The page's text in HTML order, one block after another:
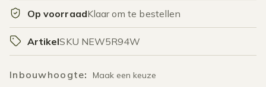
Op voorraadKlaar om te bestellen
ArtikelSKU NEW5R94W
Inbouwhoogte: Maak een keuze